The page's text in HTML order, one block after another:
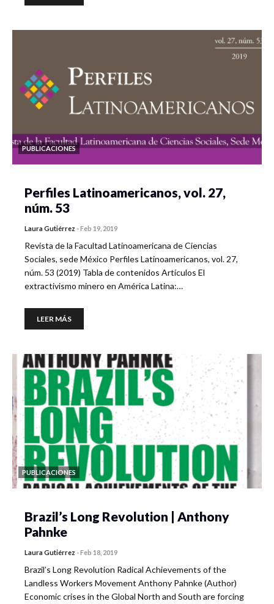
PUBLICACIONES
Perfiles Latinoamericanos, vol. 27,
núm. 53
Laura Gutiérrez -Feb 19, 2019
Revista de la Facultad Latinoamericana de Ciencias
Sociales, sede México Perfiles Latinoamericanos, vol. 27,
núm. 53 (2019) Tabla de contenidos Artículos El
extractivismo minero en América Latina:…
LEER MÁS
PUBLICACIONES
Brazil’s Long Revolution | Anthony
Pahnke
Laura Gutiérrez -Feb 18, 2019
Brazil’s Long Revolution Radical Achievements of the
Landless Workers Movement Anthony Pahnke (Author)
Economic crises in the Global North and South are forcing